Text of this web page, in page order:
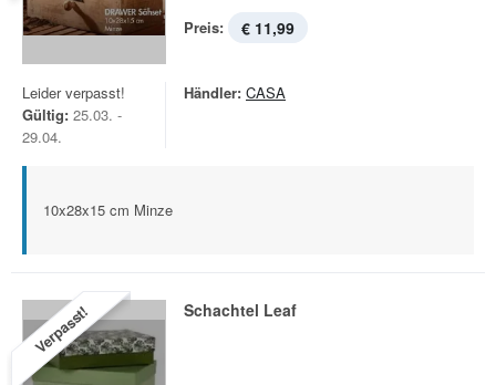
Preis: € 11,99
Leider verpasst!
Gültig: 25.03. -
29.04.
Händler: CASA
10x28x15 cm Minze
Verpasst! Schachtel Leaf